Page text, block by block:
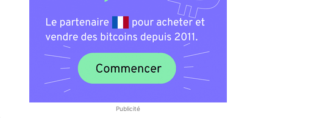
Publicité